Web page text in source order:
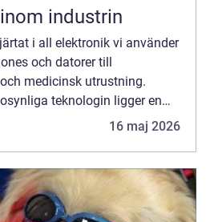
industrin
i all elektronik vi använder
och datorer till
medicinsk utrustning.
teknologin ligger en
a...
16 maj 2026